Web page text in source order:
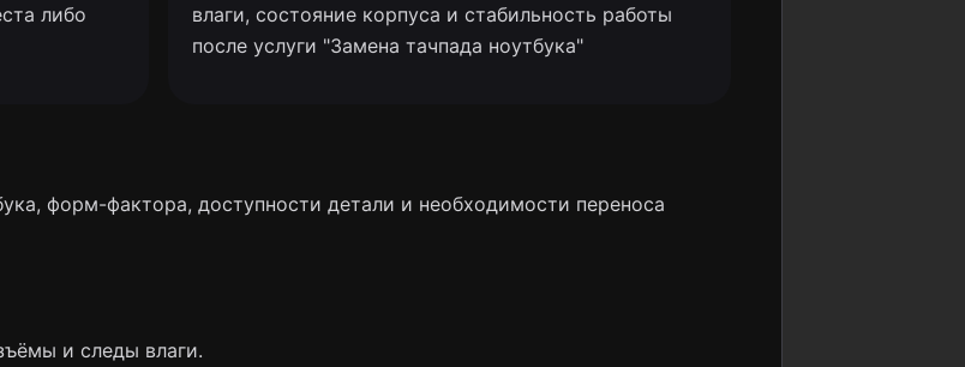
либо
влаги, состояние корпуса и стабильность работы
после услуги "Замена тачпада ноутбука"
форм-фактора, доступности детали и необходимости переноса
и следы влаги.